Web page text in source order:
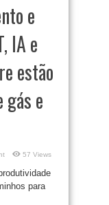
e
IA e
estão
e
57 Views
para